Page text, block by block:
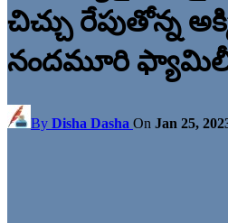
చిచ్చు రేపుతోన్న
నందమూరి
By Disha Dasha On Jan 25,